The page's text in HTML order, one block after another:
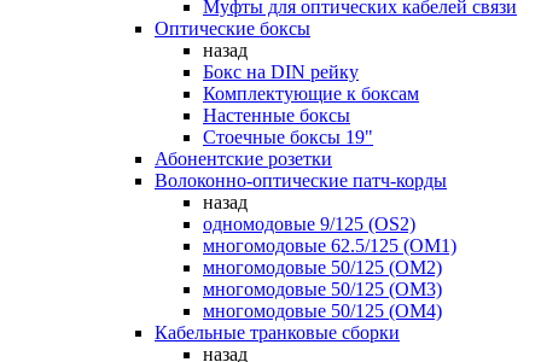
Муфты для оптических кабелей связи
Оптические боксы
назад
Бокс на DIN рейку
Комплектующие к боксам
Настенные боксы
Стоечные боксы 19"
Абонентские розетки
Волоконно-оптические патч-корды
назад
одномодовые 9/125 (OS2)
многомодовые 62.5/125 (OM1)
многомодовые 50/125 (OM2)
многомодовые 50/125 (OM3)
многомодовые 50/125 (OM4)
Кабельные транковые сборки
назад